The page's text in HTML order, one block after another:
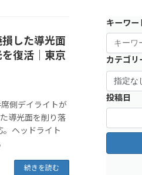
した導光面
復活｜東京
側デイライトが
導光面を削り落
。ヘッドライト
続きを読む
キーワー
カテゴリ
投稿日